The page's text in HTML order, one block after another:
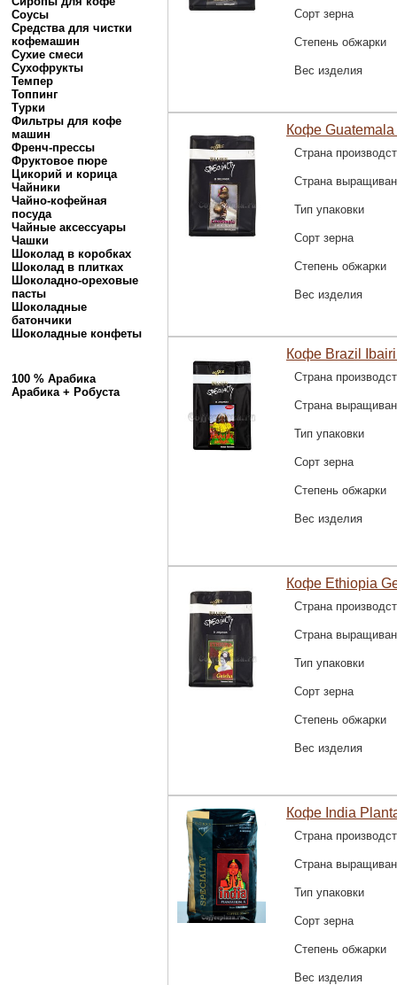
Соусы
Средства для чистки
кофемашин
Сухие смеси
Сухофрукты
Темпер
Топпинг
Турки
Фильтры для кофе
машин
Френч-прессы
Фруктовое пюре
Цикорий и корица
Чайники
Чайно-кофейная
посуда
Чайные аксессуары
Чашки
Шоколад в коробках
Шоколад в плитках
Шоколадно-ореховые
пасты
Шоколадные
батончики
Шоколадные конфеты
100 % Арабика
Арабика + Робуста
Сорт зерна
Степень обжарки
Вес изделия
Кофе Guatemala
Страна
Страна
Тип упаковки
Сорт зерна
Степень обжарки
Вес изделия
Кофе Brazil Ibairi
Страна
Страна
Тип упаковки
Сорт зерна
Степень обжарки
Вес изделия
Кофе Ethiopia
Страна
Страна
Тип упаковки
Сорт зерна
Степень обжарки
Вес изделия
Кофе India
Страна
Страна
Тип упаковки
Сорт зерна
Степень обжарки
Вес изделия